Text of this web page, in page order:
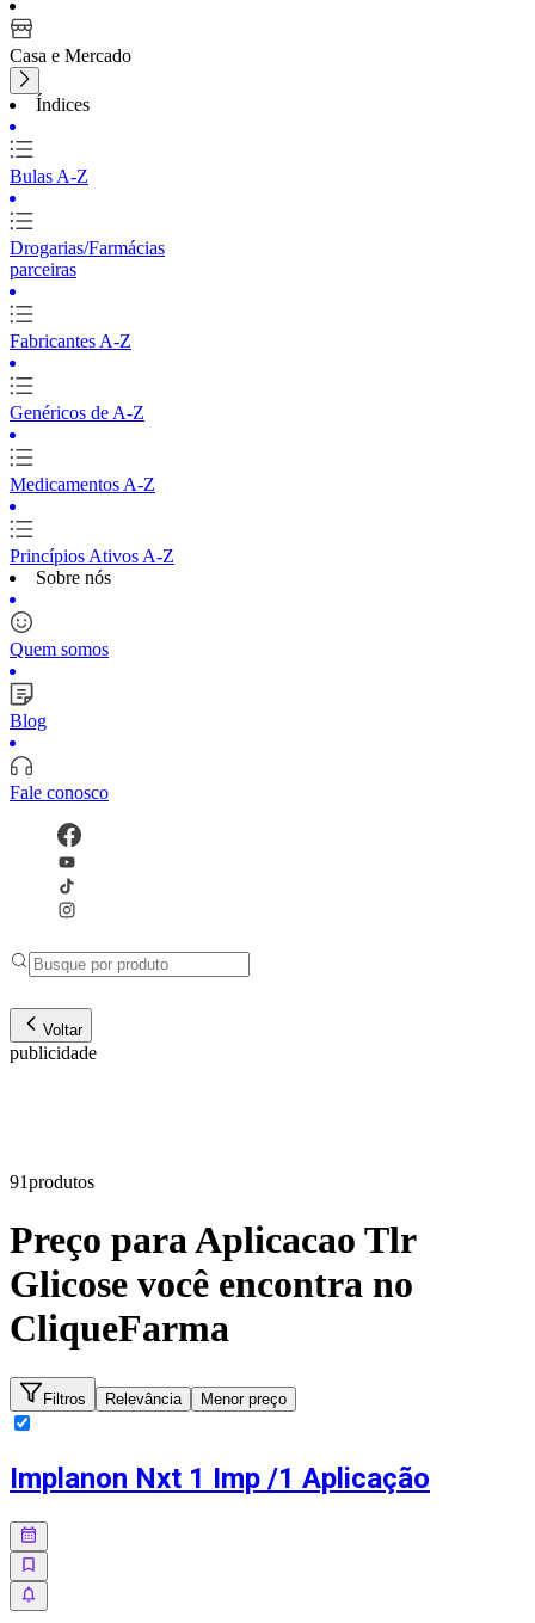
Casa e Mercado
Índices
Bulas A-Z
Drogarias/Farmácias
parceiras
Fabricantes A-Z
Genéricos de A-Z
Medicamentos A-Z
Princípios Ativos A-Z
Sobre nós
Quem somos
Blog
Fale conosco
Voltar
publicidade
91produtos
Preço paraAplicacao Tlr
Glicose você encontra no
CliqueFarma
Filtros Relevância Menor preço
Implanon Nxt 1 Imp /1 Aplicação